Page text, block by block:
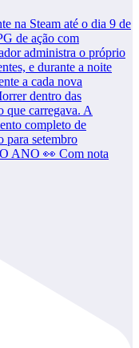
ANO 👀 Com nota